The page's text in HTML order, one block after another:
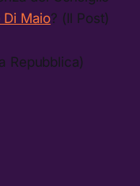
Di Maio? (Il Post)
Repubblica)